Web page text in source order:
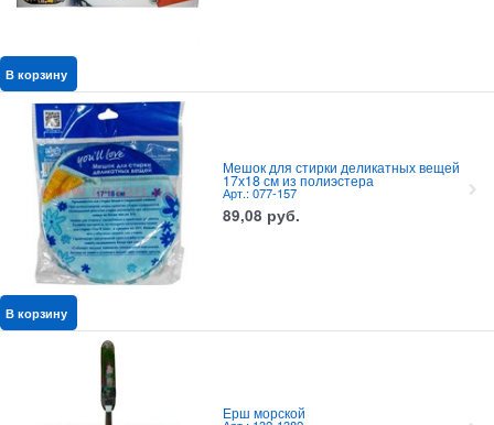
В корзину
Мешок для стирки деликатных вещей
17х18 см из полиэстера
Арт.: 077-157
89,08 руб.
В корзину
Ерш морской